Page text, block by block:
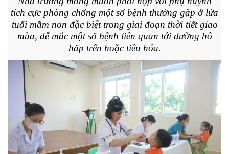
tích cực phòng chống một số bệnh thường gặp ở lứa
tuổi mầm non đặc biệt trong giai đoạn thời tiết giao
mùa, dễ mắc một số bệnh liên quan tới đường hô
hấp trên hoặc tiêu hóa.